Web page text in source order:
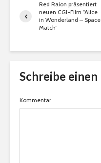
Red Raion präsentiert
neuen CGI-Film “Alice
in Wonderland – Space
Match”
Schreibe
Kommentar